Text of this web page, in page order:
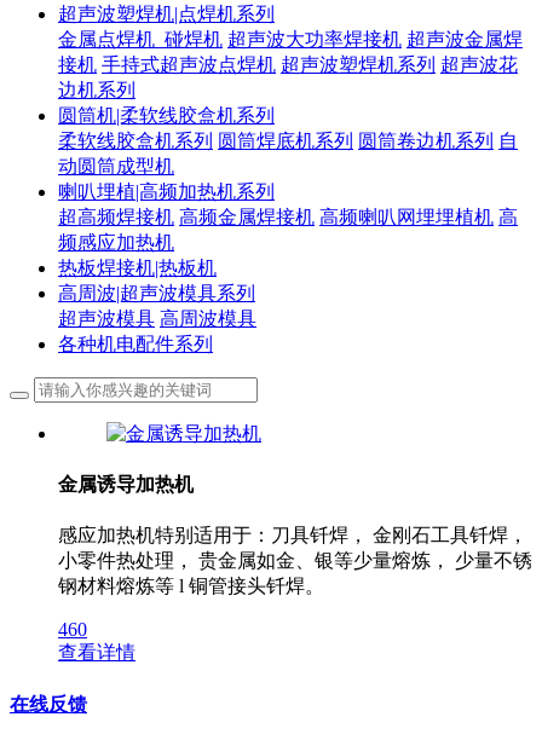
超声波塑焊机|点焊机系列
金属点焊机_碰焊机 超声波大功率焊接机 超声波金属焊
接机 手持式超声波点焊机 超声波塑焊机系列 超声波花
边机系列
圆筒机|柔软线胶盒机系列
柔软线胶盒机系列 圆筒焊底机系列 圆筒卷边机系列 自
动圆筒成型机
喇叭埋植|高频加热机系列
超高频焊接机 高频金属焊接机 高频喇叭网埋埋植机 高
频感应加热机
热板焊接机|热板机
高周波|超声波模具系列
超声波模具 高周波模具
各种机电配件系列
金属诱导加热机
感应加热机特别适用于：刀具钎焊， 金刚石工具钎焊，
小零件热处理， 贵金属如金、银等少量熔炼， 少量不锈
钢材料熔炼等 l 铜管接头钎焊。
460
查看详情
在线反馈